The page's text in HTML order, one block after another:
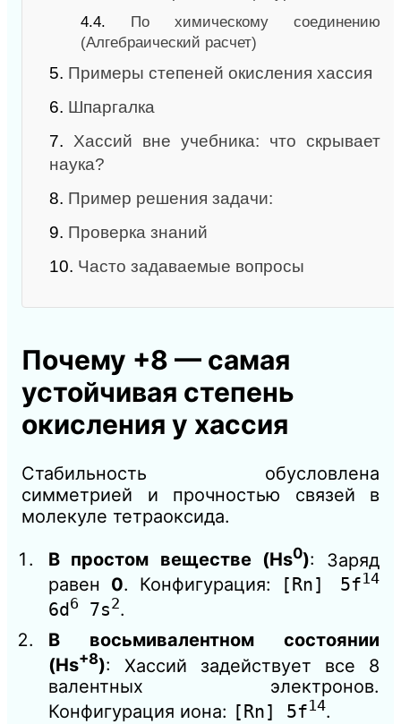
4.4. По химическому соединению
(Алгебраический расчет)
5. Примеры степеней окисления хассия
6. Шпаргалка
7. Хассий вне учебника: что скрывает
наука?
8. Пример решения задачи:
9. Проверка знаний
10. Часто задаваемые вопросы
Почему +8 — самая
устойчивая степень
окисления у хассия
Стабильность обусловлена
симметрией и прочностью связей в
молекуле тетраоксида.
В простом веществе (Hs0): Заряд
равен 0. Конфигурация: [Rn] 5f14
6d6 7s2.
В восьмивалентном состоянии
(Hs+8): Хассий задействует все 8
валентных электронов.
Конфигурация иона: [Rn] 5f14.